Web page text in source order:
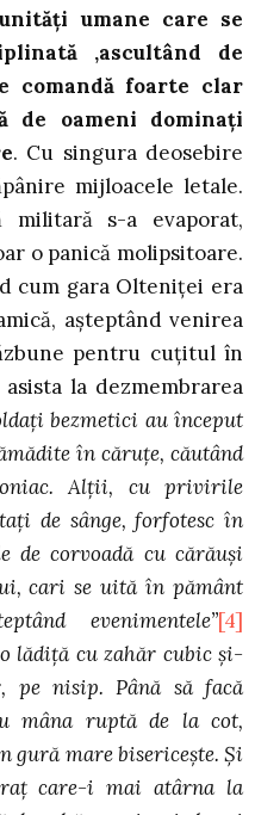
umane care se
,ascultând de
comandă foarte clar
de oameni dominaţi
. Cu singura deosebire
mijloacele letale.
s-a evaporat,
o panică molipsitoare.
cum gara Olteniţei era
aşteptând venirea
pentru cuţitul în
la dezmembrarea
bezmetici au început
în căruţe, căutând
Alţii, cu privirile
de sânge, forfotesc în
de corvoadă cu cărăuşi
cari se uită în pământ
evenimentele”[4]
lădiţă cu zahăr cubic şi-
nisip. Până să facă
mâna ruptă de la cot,
gură mare bisericeşte. Şi
care-i mai atârna la